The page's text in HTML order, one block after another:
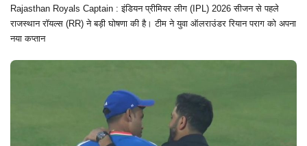
Rajasthan Royals Captain : इंडियन प्रीमियर लीग (IPL) 2026 सीजन से पहले
राजस्थान रॉयल्स (RR) ने बड़ी घोषणा की है। टीम ने युवा ऑलराउंडर रियान पराग को अपना
नया कप्तान